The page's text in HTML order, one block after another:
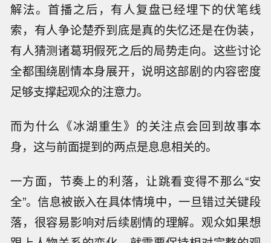
解法。首播之后，有人复盘已经埋下的伏笔线
索，有人争论楚乔到底是真的失忆还是在伪装，
有人猜测诸葛玥假死之后的局势走向。这些讨论
全都围绕剧情本身展开，说明这部剧的内容密度
足够支撑起观众的注意力。
而为什么《冰湖重生》的关注点会回到故事本
身，这与前面提到的两点是息息相关的。
一方面，节奏上的利落，让跳看变得不那么“安
全”。信息被嵌入在具体情境中，一旦错过关键段
落，很容易影响对后续剧情的理解。观众如果想